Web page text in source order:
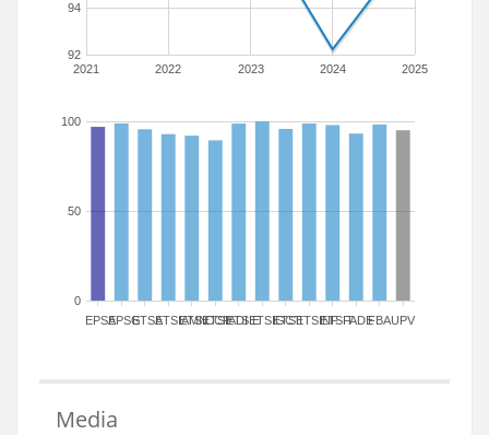
2021 2022 2023 2024 2025
92
94
EPSAEPSGETSAETSIAMN
ETSICCP
ETSIADI
ETSIEETSIGCT
ETSIIETSINFETSITFADEFBAUPV
0
50
100
Media